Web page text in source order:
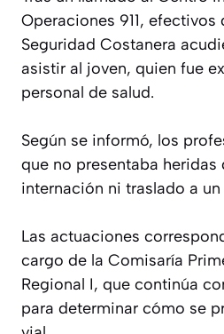
Operaciones 911, efectivos
Seguridad Costanera
asistir al joven, quien fue
personal de salud.
Según se informó, los
que no presentaba heridas
internación ni traslado a
Las actuaciones
cargo de la Comisaría
Regional I, que continúa
para determinar cómo se